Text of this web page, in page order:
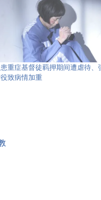
重症基督徒羁押期间遭虐待、
致病情加重